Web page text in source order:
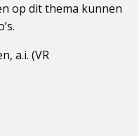
op dit thema kunnen
a.i. (VR